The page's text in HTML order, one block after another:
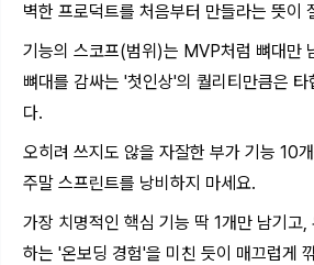
벽한 프로덕트를 처음부터 만들라는 뜻이
기능의 스코프(범위)는 MVP처럼 뼈대만
뼈대를 감싸는 '첫인상'의 퀄리티만큼은 타
다.
오히려 쓰지도 않을 자잘한 부가 기능 10
주말 스프린트를 낭비하지 마세요.
가장 치명적인 핵심 기능 딱 1개만 남기고
하는 '온보딩 경험'을 미친 듯이 매끄럽게